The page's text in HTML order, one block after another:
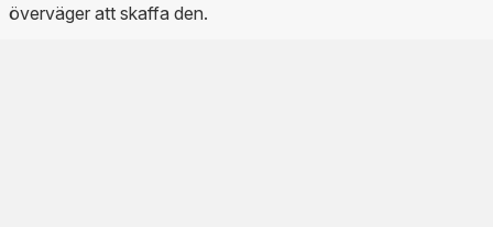
överväger att skaffa den.